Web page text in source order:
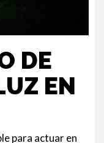
DE
EN
para actuar en